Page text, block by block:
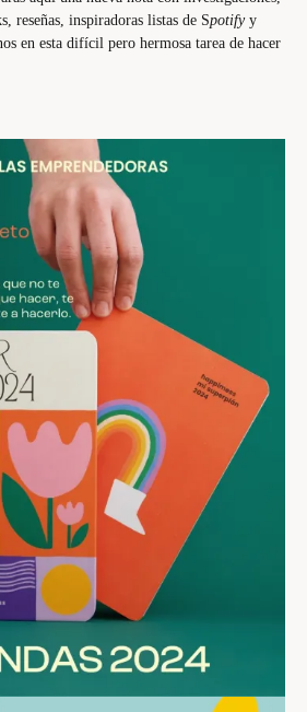
reseñas, inspiradoras listas de Spotify y
en esta difícil pero hermosa tarea de hacer